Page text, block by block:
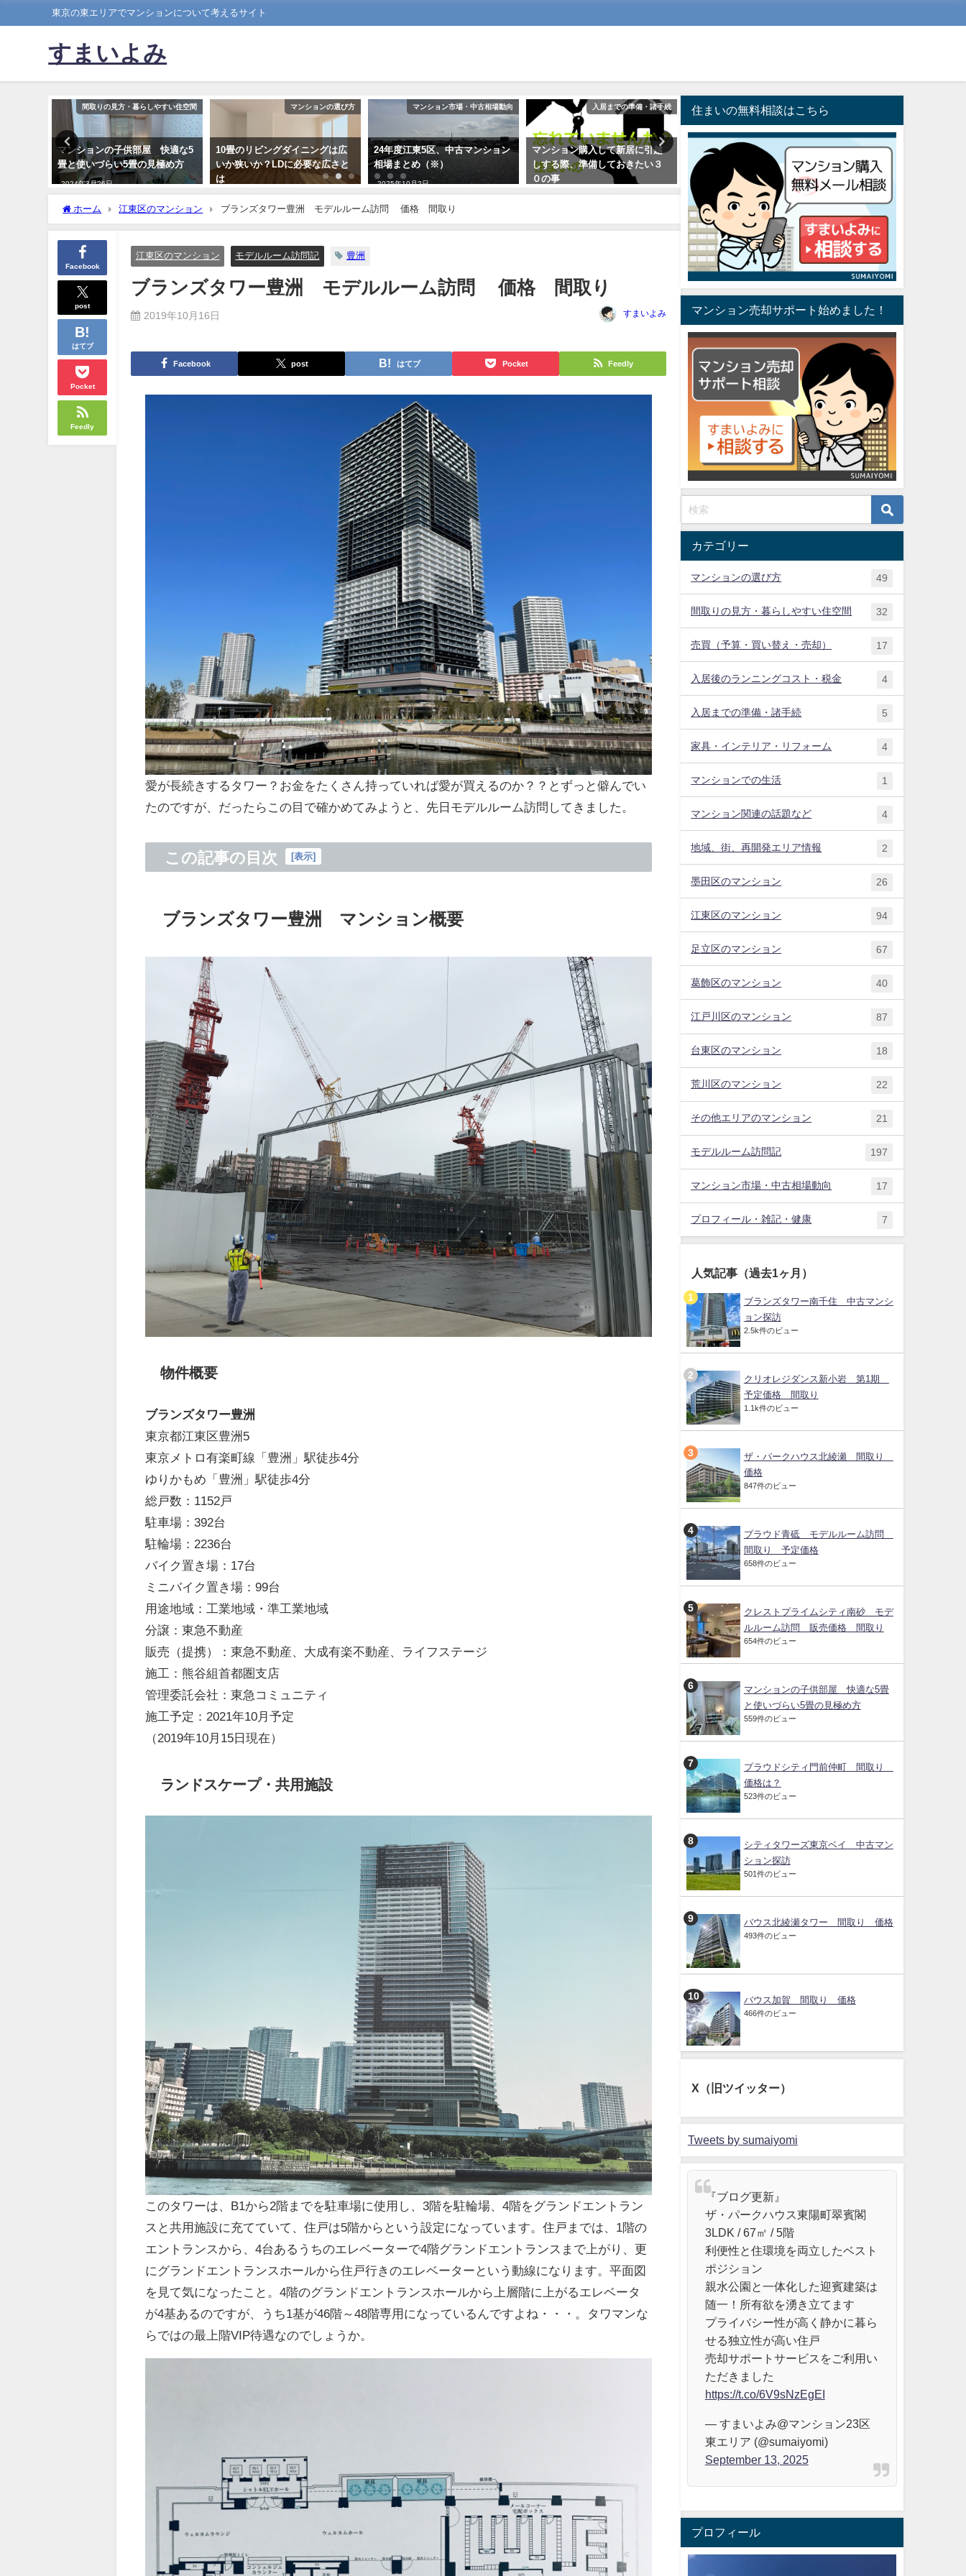
東京の東エリアでマンションについて考えるサイト
すまいよみ
間取りの見方・暮らしやすい住空間
マンションの子供部屋 快適な5
畳と使いづらい5畳の見極め方
2024年3月26日
マンションの選び方
10畳のリビングダイニングは広
いか狭いか？LDに必要な広さと
は
マンション市場・中古相場動向
24年度江東5区、中古マンション
相場まとめ（※）
2025年10月2日
入居までの準備・諸手続
マンション購入して新居に引越
しする際、準備しておきたい３
０の事
売買（予算・買い替え・売却）
マンションを購入して後悔しな
いために1番大事な視点は、購入
予算を明確にしておく事
2018年10月29日
買い替え時、既存の住宅ロ
残債を見ずに、借入（Ｗロ
ン）可能な金融機関
2022年4月20日
ホーム 江東区のマンション ブランズタワー豊洲 モデルルーム訪問 価格 間取り
Facebook
post
はてブ
Pocket
Feedly
江東区のマンション モデルルーム訪問記 豊洲
ブランズタワー豊洲 モデルルーム訪問 価格 間取り
2019年10月16日 すまいよみ
Facebook post はてブ Pocket Feedly
愛が長続きするタワー？お金をたくさん持っていれば愛が買えるのか？？とずっと僻んでい
たのですが、だったらこの目で確かめてみようと、先日モデルルーム訪問してきました。
この記事の目次 [表示]
ブランズタワー豊洲 マンション概要
物件概要
ブランズタワー豊洲
東京都江東区豊洲5
東京メトロ有楽町線「豊洲」駅徒歩4分
ゆりかもめ「豊洲」駅徒歩4分
総戸数：1152戸
駐車場：392台
駐輪場：2236台
バイク置き場：17台
ミニバイク置き場：99台
用途地域：工業地域・準工業地域
分譲：東急不動産
販売（提携）：東急不動産、大成有楽不動産、ライフステージ
施工：熊谷組首都圏支店
管理委託会社：東急コミュニティ
施工予定：2021年10月予定
（2019年10月15日現在）
ランドスケープ・共用施設
このタワーは、B1から2階までを駐車場に使用し、3階を駐輪場、4階をグランドエントラン
スと共用施設に充てていて、住戸は5階からという設定になっています。住戸までは、1階の
エントランスから、4台あるうちのエレベーターで4階グランドエントランスまで上がり、更
にグランドエントランスホールから住戸行きのエレベーターという動線になります。平面図
を見て気になったこと。4階のグランドエントランスホールから上層階に上がるエレベータ
が4基あるのですが、うち1基が46階～48階専用になっているんですよね・・・。タワマンな
らではの最上階VIP待遇なのでしょうか。
住まいの無料相談はこちら
マンション売却サポート始めました！
カテゴリー
マンションの選び方 49
間取りの見方・暮らしやすい住空間 32
売買（予算・買い替え・売却） 17
入居後のランニングコスト・税金 4
入居までの準備・諸手続 5
家具・インテリア・リフォーム 4
マンションでの生活 1
マンション関連の話題など 4
地域、街、再開発エリア情報 2
墨田区のマンション 26
江東区のマンション 94
足立区のマンション 67
葛飾区のマンション 40
江戸川区のマンション 87
台東区のマンション 18
荒川区のマンション 22
その他エリアのマンション 21
モデルルーム訪問記 197
マンション市場・中古相場動向 17
プロフィール・雑記・健康 7
人気記事（過去1ヶ月）
ブランズタワー南千住 中古マンシ
ョン探訪
2.5k件のビュー
クリオレジダンス新小岩 第1期
予定価格 間取り
1.1k件のビュー
ザ・パークハウス北綾瀬 間取り
価格
847件のビュー
プラウド青砥 モデルルーム訪問
間取り 予定価格
658件のビュー
クレストプライムシティ南砂 モデ
ルルーム訪問 販売価格 間取り
654件のビュー
マンションの子供部屋 快適な5畳
と使いづらい5畳の見極め方
559件のビュー
プラウドシティ門前仲町 間取り
価格は？
523件のビュー
シティタワーズ東京ベイ 中古マン
ション探訪
501件のビュー
バウス北綾瀬タワー 間取り 価格
493件のビュー
バウス加賀 間取り 価格
466件のビュー
X（旧ツイッター）
Tweets by sumaiyomi
『ブログ更新』
ザ・パークハウス東陽町翠賓閣
3LDK / 67㎡ / 5階
利便性と住環境を両立したベスト
ポジション
親水公園と一体化した迎賓建築は
随一！所有欲を湧き立てます
プライバシー性が高く静かに暮ら
せる独立性が高い住戸
売却サポートサービスをご利用い
ただきました
https://t.co/6V9sNzEgEI
— すまいよみ@マンション23区
東エリア (@sumaiyomi)
September 13, 2025
プロフィール